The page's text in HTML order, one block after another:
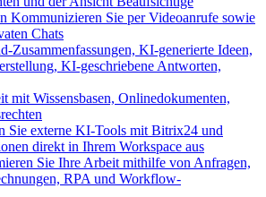
Kommunizieren Sie per Videoanrufe sowie
Chats
Zusammenfassungen, KI-generierte Ideen,
KI-geschriebene Antworten,
mit Wissensbasen, Onlinedokumenten,
Sie externe KI-Tools mit Bitrix24 und
direkt in Ihrem Workspace aus
Sie Ihre Arbeit mithilfe von Anfragen,
RPA und Workflow-